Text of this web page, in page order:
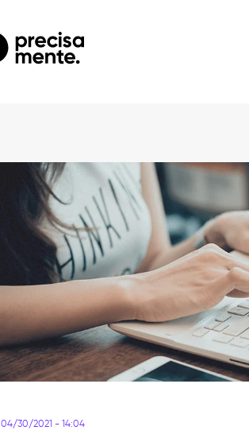
04/30/2021 - 14:04